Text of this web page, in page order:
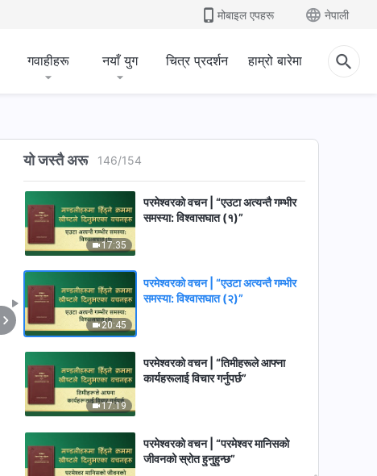
मोबाइल एपहरू नेपाली
गवाहीहरू नयाँ युग चित्र प्रदर्शन हाम्रो बारेमा
यो जस्तै अरू 146/154
बुझ्‍नु अत्यन्त महत्वपूर्ण हुन्छ”
25:41
परमेश्‍वरलाई कसरी चिन्ने”
17:35
परमेश्‍वरको वचन | “एउटा अत्यन्तै गम्भीर
समस्या: विश्‍वासघात (१)”
20:45
परमेश्‍वरको वचन | “एउटा अत्यन्तै गम्भीर
समस्या: विश्‍वासघात (२)”
17:19
परमेश्‍वरको वचन | “तिमीहरूले आफ्ना
कार्यहरूलाई विचार गर्नुपर्छ”
परमेश्‍वरको वचन | “परमेश्‍वर मानिसको
जीवनको स्रोत हुनुहुन्छ”